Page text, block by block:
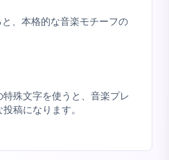
、本格的な音楽モチーフの
殊文字を使うと、音楽プレ
稿になります。